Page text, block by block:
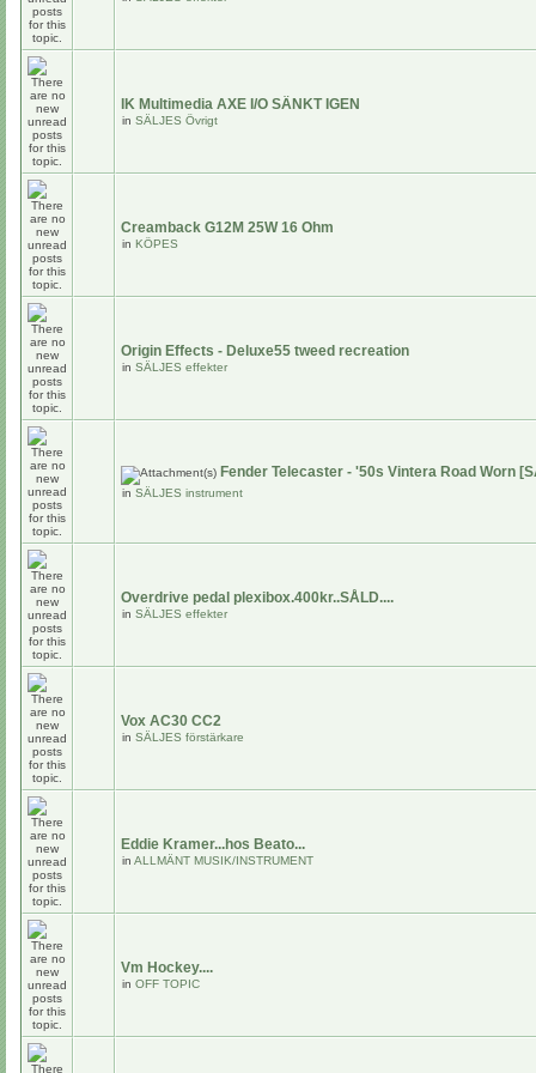
IK Multimedia AXE I/O SÄNKT IGEN
in SÄLJES Övrigt
Creamback G12M 25W 16 Ohm
in KÖPES
Origin Effects - Deluxe55 tweed recreation
in SÄLJES effekter
Fender Telecaster - '50s Vintera Road Worn
in SÄLJES instrument
Overdrive pedal plexibox.400kr..SÅLD....
in SÄLJES effekter
Vox AC30 CC2
in SÄLJES förstärkare
Eddie Kramer...hos Beato...
in ALLMÄNT MUSIK/INSTRUMENT
Vm Hockey....
in OFF TOPIC